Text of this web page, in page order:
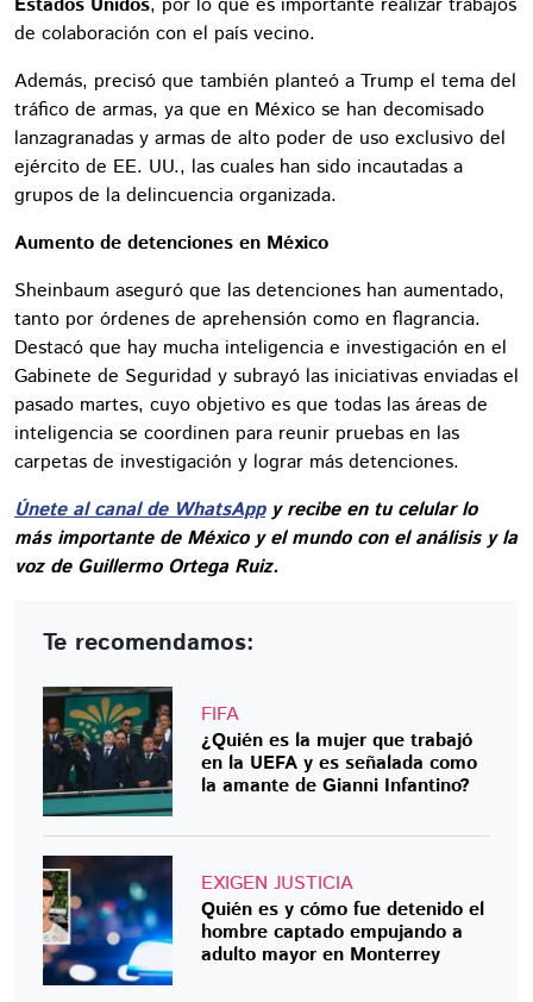
de colaboración con el país vecino.
Además, precisó que también planteó a Trump el tema del
tráfico de armas, ya que en México se han decomisado
lanzagranadas y armas de alto poder de uso exclusivo del
ejército de EE. UU., las cuales han sido incautadas a
grupos de la delincuencia organizada.
Aumento de detenciones en México
Sheinbaum aseguró que las detenciones han aumentado,
tanto por órdenes de aprehensión como en flagrancia.
Destacó que hay mucha inteligencia e investigación en el
Gabinete de Seguridad y subrayó las iniciativas enviadas el
pasado martes, cuyo objetivo es que todas las áreas de
inteligencia se coordinen para reunir pruebas en las
carpetas de investigación y lograr más detenciones.
Únete al canal de WhatsAppy recibe en tu celular lo
más importante de México y el mundo con el análisis y la
voz de Guillermo Ortega Ruiz.
Te recomendamos:
FIFA
¿Quién es la mujer que trabajó
en la UEFA y es señalada como
la amante de Gianni Infantino?
EXIGEN JUSTICIA
Quién es y cómo fue detenido el
hombre captado empujando a
adulto mayor en Monterrey